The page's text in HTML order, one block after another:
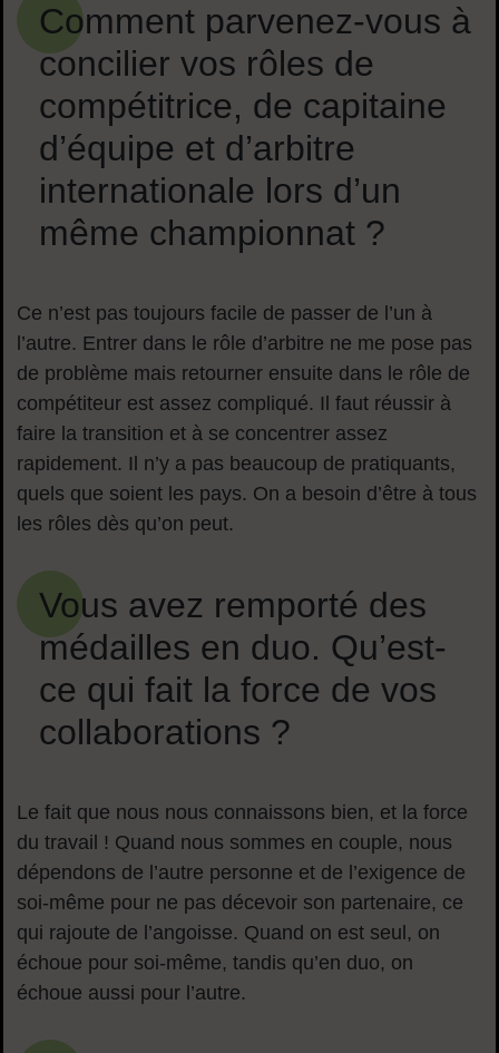
Comment parvenez-vous à
concilier vos rôles de
compétitrice, de capitaine
d’équipe et d’arbitre
internationale lors d’un
même championnat ?
Ce n’est pas toujours facile de passer de l’un à
l’autre. Entrer dans le rôle d’arbitre ne me pose pas
de problème mais retourner ensuite dans le rôle de
compétiteur est assez compliqué. Il faut réussir à
faire la transition et à se concentrer assez
rapidement. Il n’y a pas beaucoup de pratiquants,
quels que soient les pays. On a besoin d’être à tous
les rôles dès qu’on peut.
Vous avez remporté des
médailles en duo. Qu’est-
ce qui fait la force de vos
collaborations ?
Le fait que nous nous connaissons bien, et la force
du travail ! Quand nous sommes en couple, nous
dépendons de l’autre personne et de l’exigence de
soi-même pour ne pas décevoir son partenaire, ce
qui rajoute de l’angoisse. Quand on est seul, on
échoue pour soi-même, tandis qu’en duo, on
échoue aussi pour l’autre.